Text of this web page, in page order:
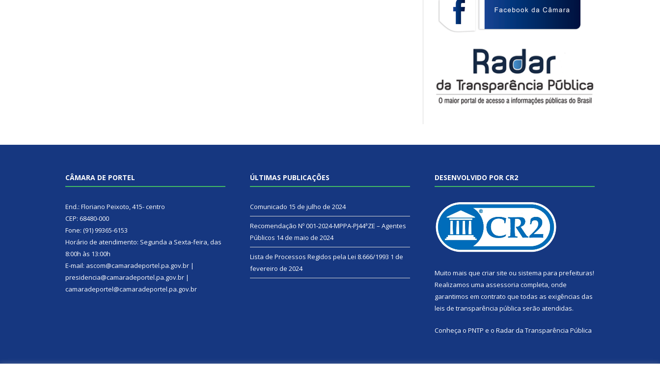
CÂMARA DE PORTEL
End.: Floriano Peixoto, 415- centro
CEP: 68480-000
Fone: (91) 99365-6153
Horário de atendimento: Segunda a Sexta-feira, das
8:00h às 13:00h
E-mail: ascom@camaradeportel.pa.gov.br |
presidencia@camaradeportel.pa.gov.br |
camaradeportel@camaradeportel.pa.gov.br
ÚLTIMAS PUBLICAÇÕES
Comunicado 15 de julho de 2024
Recomendação Nº 001-2024-MPPA-PJ44ªZE – Agentes
Públicos 14 de maio de 2024
Lista de Processos Regidos pela Lei 8.666/1993 1 de
fevereiro de 2024
DESENVOLVIDO POR CR2
Muito mais que criar site ou sistema para prefeituras!
Realizamos uma assessoria completa, onde
garantimos em contrato que todas as exigências das
leis de transparência pública serão atendidas.
Conheça o PNTP e o Radar da Transparência Pública